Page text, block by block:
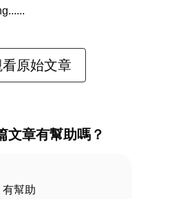
看原始文章
文章有幫助嗎？
有幫助